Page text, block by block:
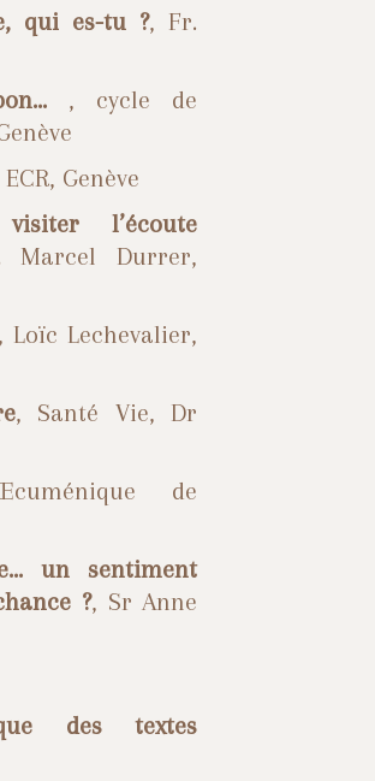
qui es-tu ?, Fr.
, cycle de
Genève
l’écoute
Durrer,
Loïc Lechevalier,
, Santé Vie, Dr
de
un sentiment
?, Sr Anne
des textes